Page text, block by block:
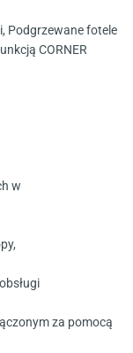
Podgrzewane fotele
CORNER
w
za pomocą